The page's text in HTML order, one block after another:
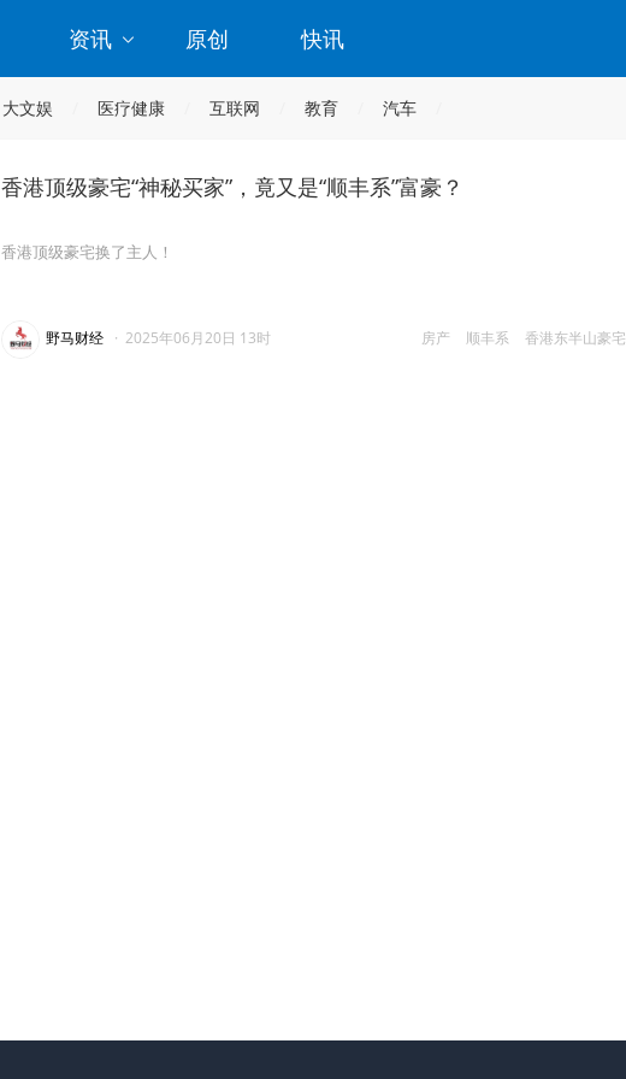
资讯 原创 快讯
大文娱 医疗健康 互联网 教育 汽车
香港顶级豪宅“神秘买家”，竟又是“顺丰系”富豪？
香港顶级豪宅换了主人！
房产 顺丰系 香港东半山豪宅
野马财经 · 2025年06月20日 13时